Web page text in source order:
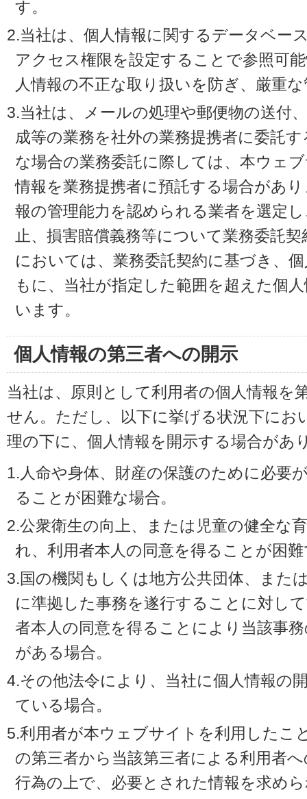
す。
2.当社は、個人情報に関するデータベー
アクセス権限を設定することで参照可
人情報の不正な取り扱いを防ぎ、厳重
3.当社は、メールの処理や郵便物の送付
成等の業務を社外の業務提携者に委託
な場合の業務委託に際しては、本ウェ
情報を業務提携者に預託する場合があ
報の管理能力を認められる業者を選定
止、損害賠償義務等について業務委託
においては、業務委託契約に基づき、
もに、当社が指定した範囲を超えた個
います。
個人情報の第三者への開示
当社は、原則として利用者の個人情報を
せん。ただし、以下に挙げる状況下にお
理の下に、個人情報を開示する場合があ
1.人命や身体、財産の保護のために必要
ることが困難な場合。
2.公衆衛生の向上、または児童の健全な
れ、利用者本人の同意を得ることが困
3.国の機関もしくは地方公共団体、また
に準拠した事務を遂行することに対し
者本人の同意を得ることにより当該事
がある場合。
4.その他法令により、当社に個人情報の
ている場合。
5.利用者が本ウェブサイトを利用したこ
の第三者から当該第三者による利用者
行為の上で、必要とされた情報を求め